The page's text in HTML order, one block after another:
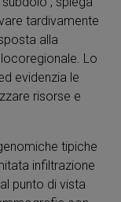
tardivamente
alla
Lo
evidenzia le
risorse e
tipiche
infiltrazione
punto di vista